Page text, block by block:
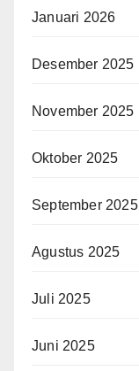
Januari 2026
Desember 2025
November 2025
Oktober 2025
September 2025
Agustus 2025
Juli 2025
Juni 2025